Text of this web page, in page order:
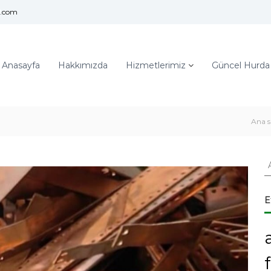
Anasayfa Hakkımızda Hizmetlerimiz Güncel
Ana
: